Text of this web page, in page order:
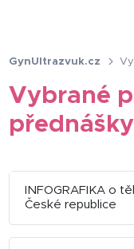
GynUltrazvuk.cz
Vybrané
přednášky
INFOGRAFIKA o
České republice